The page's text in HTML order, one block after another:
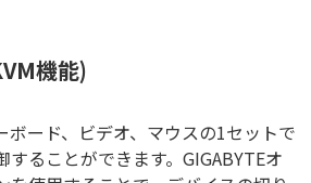
機能)
ボード、ビデオ、マウスの1セットで
ることができます。GIGABYTEオ